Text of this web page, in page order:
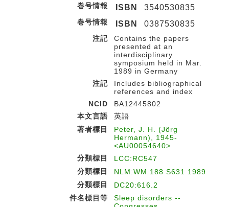
巻号情報
ISBN 3540530835
巻号情報 ISBN 0387530835
注記
Contains the papers
presented at an
interdisciplinary
symposium held in Mar.
1989 in Germany
注記
Includes bibliographical
references and index
NCID
BA12445802
本文言語
英語
著者標目
Peter, J. H. (Jörg
Hermann), 1945-
<AU00054640>
分類標目
LCC:RC547
分類標目
NLM:WM 188 S631 1989
分類標目
DC20:616.2
件名標目等
Sleep disorders --